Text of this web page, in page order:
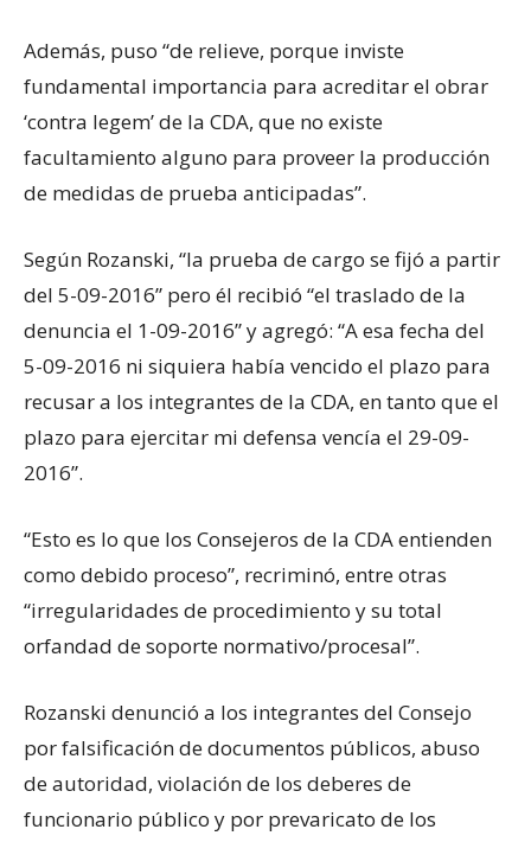
Además, puso “de relieve, porque inviste
fundamental importancia para acreditar el obrar
‘contra legem’ de la CDA, que no existe
facultamiento alguno para proveer la producción
de medidas de prueba anticipadas”.
Según Rozanski, “la prueba de cargo se fijó a partir
del 5-09-2016” pero él recibió “el traslado de la
denuncia el 1-09-2016” y agregó: “A esa fecha del
5-09-2016 ni siquiera había vencido el plazo para
recusar a los integrantes de la CDA, en tanto que el
plazo para ejercitar mi defensa vencía el 29-09-
2016”.
“Esto es lo que los Consejeros de la CDA entienden
como debido proceso”, recriminó, entre otras
“irregularidades de procedimiento y su total
orfandad de soporte normativo/procesal”.
Rozanski denunció a los integrantes del Consejo
por falsificación de documentos públicos, abuso
de autoridad, violación de los deberes de
funcionario público y por prevaricato de los